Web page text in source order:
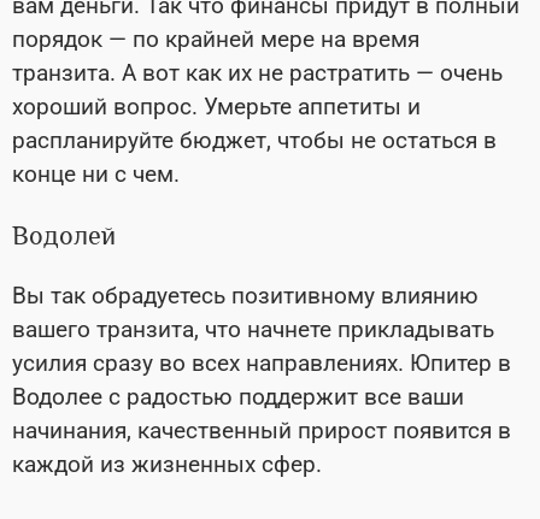
вам деньги. Так что финансы придут в полный
порядок — по крайней мере на время
транзита. А вот как их не растратить — очень
хороший вопрос. Умерьте аппетиты и
распланируйте бюджет, чтобы не остаться в
конце ни с чем.
Водолей
Вы так обрадуетесь позитивному влиянию
вашего транзита, что начнете прикладывать
усилия сразу во всех направлениях. Юпитер в
Водолее с радостью поддержит все ваши
начинания, качественный прирост появится в
каждой из жизненных сфер.